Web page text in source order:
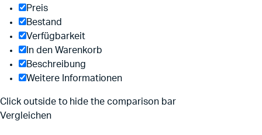
Preis
Bestand
Verfügbarkeit
In den Warenkorb
Beschreibung
Weitere Informationen
Click outside to hide the comparison bar
Vergleichen